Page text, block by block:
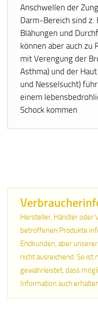
Anschwellen der
Darm-Bereich sind z.
Blähungen und
können aber auch zu
mit Verengung der
Asthma) und der
und Nesselsucht)
einem
Schock kommen
Hersteller, Händler oder
betroffenen Produkte
Endkunden, aber
nicht ausreichend. So ist
gewährleistet, dass
Information auch